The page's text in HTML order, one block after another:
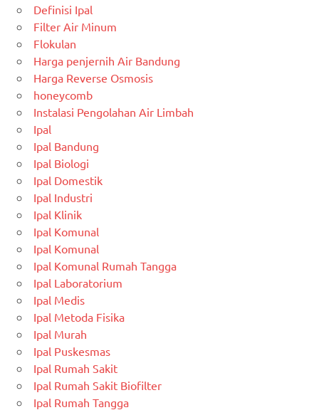
Definisi Ipal
Filter Air Minum
Flokulan
Harga penjernih Air Bandung
Harga Reverse Osmosis
honeycomb
Instalasi Pengolahan Air Limbah
Ipal
Ipal Bandung
Ipal Biologi
Ipal Domestik
Ipal Industri
Ipal Klinik
Ipal Komunal
Ipal Komunal
Ipal Komunal Rumah Tangga
Ipal Laboratorium
Ipal Medis
Ipal Metoda Fisika
Ipal Murah
Ipal Puskesmas
Ipal Rumah Sakit
Ipal Rumah Sakit Biofilter
Ipal Rumah Tangga